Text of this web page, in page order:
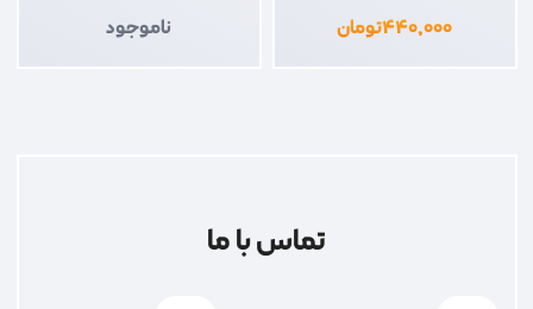
۴۴۰,۰۰۰تومان ناموجود
تماس با ما